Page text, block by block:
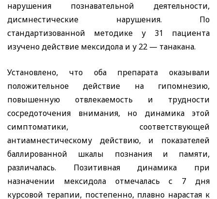
нарушения познавательной деятельности,
дисмнестические нарушения. По
стандартизованной методике у 31 пациента
изучено действие мексидола и у 22 — танакана.
Установлено, что оба препарата оказывали
положительное действие на гипомнезию,
повышенную отвлекаемость и трудности
сосредоточения внимания, но динамика этой
симптоматики, соответствующей
антиамнестическому действию, и показателей
баллированной шкалы познания и памяти,
различалась. Позитивная динамика при
назначении мексидола отмечалась с 7 дня
курсовой терапии, постепенно, плавно нарастая к